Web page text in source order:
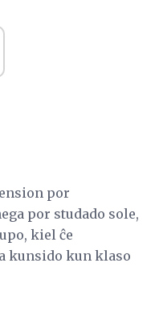
por
por studado sole,
kiel ĉe
kunsido kun klaso